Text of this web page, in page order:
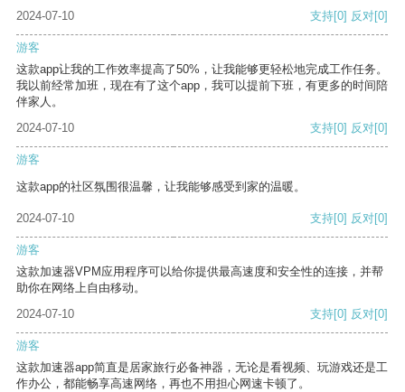
2024-07-10 支持[0] 反对[0]
游客
这款app让我的工作效率提高了50%，让我能够更轻松地完成工作任务。
我以前经常加班，现在有了这个app，我可以提前下班，有更多的时间陪
伴家人。
2024-07-10
支持[0] 反对[0]
游客
这款app的社区氛围很温馨，让我能够感受到家的温暖。
2024-07-10 支持[0] 反对[0]
游客
这款加速器VPM应用程序可以给你提供最高速度和安全性的连接，并帮
助你在网络上自由移动。
2024-07-10
支持[0] 反对[0]
游客
这款加速器app简直是居家旅行必备神器，无论是看视频、玩游戏还是工
作办公，都能畅享高速网络，再也不用担心网速卡顿了。